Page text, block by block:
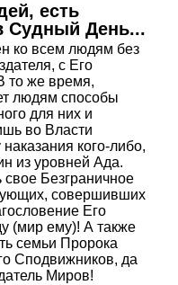
есть
Судный День...
ко всем людям без
с Его
то же время,
людям способы
для них и
во Власти
кого-либо,
из уровней Ада.
Безграничное
совершивших
Его
(мир ему)! А также
семьи Пророка
Сподвижников, да
Миров!